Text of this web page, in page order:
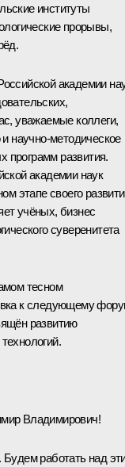
институты
прорывы,
академии
уважаемые коллеги,
научно-методическое
программ развития.
академии наук
этапе своего
учёных, бизнес
суверенитета
тесном
к следующему
развитию
Владимирович!
работать над